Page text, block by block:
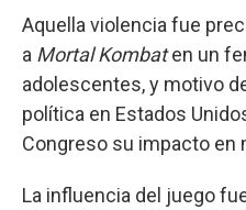
Aquella violencia fue
a Mortal Kombaten un
adolescentes, y motivo
política en Estados
Congreso su impacto en
La influencia del juego